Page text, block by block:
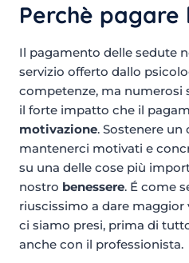
Perchè pagare
Il pagamento delle sedute
servizio offerto dallo
competenze, ma numerosi
il forte impatto che il
motivazione. Sostenere
mantenerci motivati e
su una delle cose più
nostro benessere. É come
riuscissimo a dare maggior
ci siamo presi, prima di
anche con il professionista.